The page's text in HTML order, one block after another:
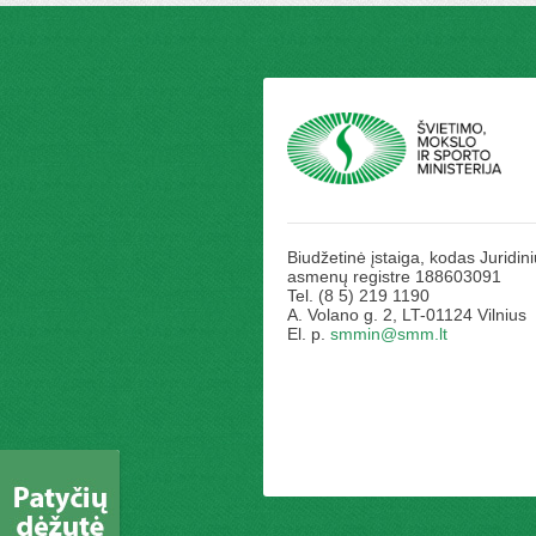
Biudžetinė įstaiga, kodas
asmenų registre 188603091
Tel. (8 5) 219 1190
A. Volano g. 2, LT-01124 Vilnius
El. p. smmin@smm.lt